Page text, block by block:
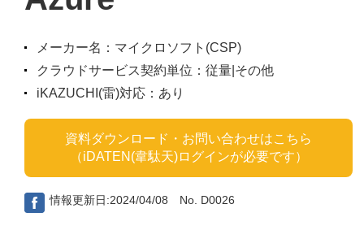
メーカー名：マイクロソフト(CSP)
クラウドサービス契約単位：従量|その他
iKAZUCHI(雷)対応：あり
資料ダウンロード・お問い合わせはこちら
（iDATEN(韋駄天)ログインが必要です）
情報更新日:2024/04/08 No. D0026